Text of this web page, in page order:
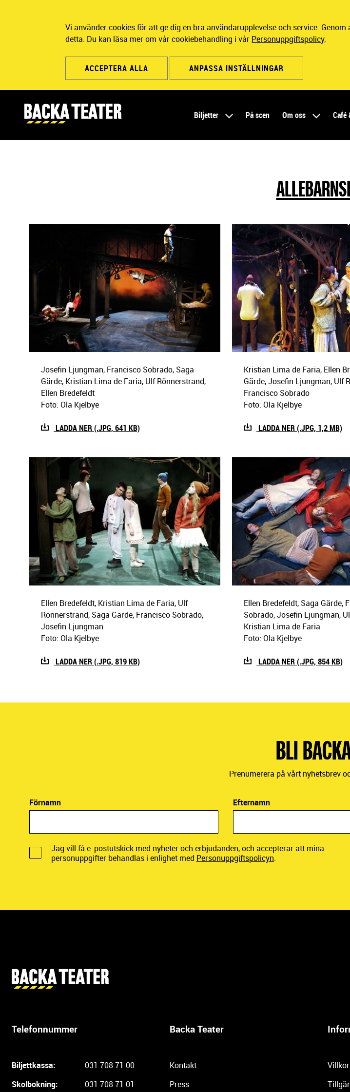
Vi använder cookies för att ge dig en bra användarupplevelse och service.
detta. Du kan läsa mer om vår cookiebehandling i vår Personuppgiftspolicy.
ACCEPTERA ALLA ANPASSA INSTÄLLNINGAR
H
v
g
r
Biljetter På scen Om oss Café
Josefin Ljungman, Francisco Sobrado, Saga
Gärde, Kristian Lima de Faria, Ulf Rönnerstrand,
Ellen Bredefeldt
Foto: Ola Kjelbye
LADDA NER (.JPG, 641 KB)
Kristian Lima de Faria, Ellen
Gärde, Josefin Ljungman, Ulf
Francisco Sobrado
Foto: Ola Kjelbye
LADDA NER (.JPG, 1,2 MB)
Ellen Bredefeldt, Kristian Lima de Faria, Ulf
Rönnerstrand, Saga Gärde, Francisco Sobrado,
Josefin Ljungman
Foto: Ola Kjelbye
LADDA NER (.JPG, 819 KB)
Ellen Bredefeldt, Saga Gärde,
Sobrado, Josefin Ljungman,
Kristian Lima de Faria
Foto: Ola Kjelbye
LADDA NER (.JPG, 854 KB)
BLI
Prenumerera på vårt nyhetsbrev
Förnamn Efternamn
Jag vill få e-postutskick med nyheter och erbjudanden, och accepterar att mina
personuppgifter behandlas i enlighet med Personuppgiftspolicyn.
Telefonnummer
Biljettkassa:
031 708 71 00
Skolbokning:
031 708 71 01
Backa Teater
Kontakt
Press